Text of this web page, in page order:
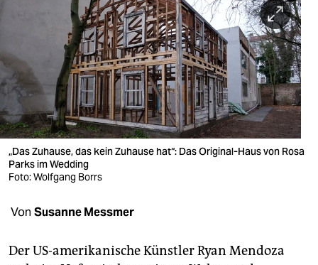
wahrheit
verlag
verlag
veranstaltungen
shop
fragen & hilfe
„Das Zuhause, das kein Zuhause hat“: Das Original-Haus von Rosa
Parks im Wedding
Foto: Wolfgang Borrs
Von Susanne Messmer
Der US-amerikanische Künstler Ryan Mendoza